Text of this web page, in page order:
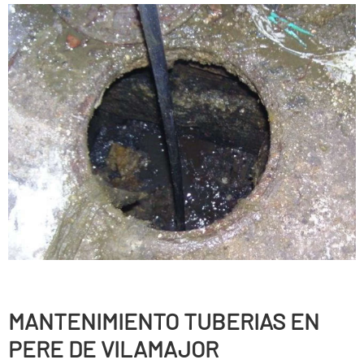
MANTENIMIENTO TUBERIAS EN
PERE DE VILAMAJOR